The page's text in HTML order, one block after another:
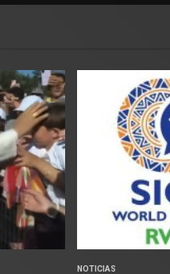
NOTICIAS